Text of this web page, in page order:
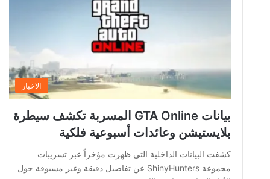
الاخبار
بيانات GTA Online المسربة تكشف سيطرة
بلايستيشن وعائدات أسبوعية فلكية
كشفت البيانات الداخلية التي ظهرت مؤخراً عبر تسريبات
مجموعة ShinyHunters عن تفاصيل دقيقة وغير مسبوقة حول